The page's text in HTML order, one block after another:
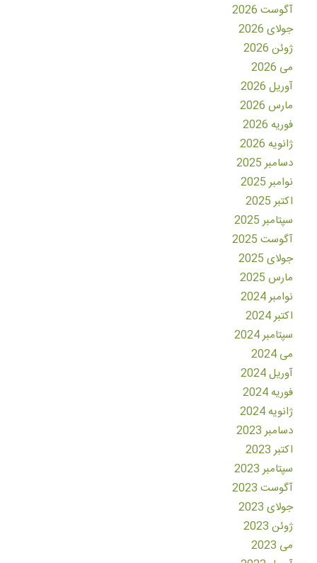
آگوست 2026
جولای 2026
ژوئن 2026
می 2026
آوریل 2026
مارس 2026
فوریه 2026
ژانویه 2026
دسامبر 2025
نوامبر 2025
اکتبر 2025
سپتامبر 2025
آگوست 2025
جولای 2025
مارس 2025
نوامبر 2024
اکتبر 2024
سپتامبر 2024
می 2024
آوریل 2024
فوریه 2024
ژانویه 2024
دسامبر 2023
اکتبر 2023
سپتامبر 2023
آگوست 2023
جولای 2023
ژوئن 2023
می 2023